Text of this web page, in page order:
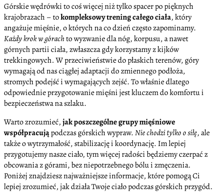
Górskie wędrówki to coś więcej niż tylko spacer po pięknych
krajobrazach – tokompleksowy trening całego ciała, który
angażuje mięśnie, o których na co dzień często zapominamy.
Każdy krok w górachto wyzwanie dla nóg, korpusu, a nawet
górnych partii ciała, zwłaszcza gdy korzystamy z kijków
trekkingowych. W przeciwieństwie do płaskich terenów, góry
wymagają od nas ciągłej adaptacji do zmiennego podłoża,
stromych podejść i wymagających zejść. To właśnie dlatego
odpowiednie przygotowanie mięśni jest kluczem do komfortu i
bezpieczeństwa na szlaku.
Warto zrozumieć,jak poszczególne grupy mięśniowe
współpracująpodczas górskich wypraw.Nie chodzi tylko o siłę, ale
także o wytrzymałość, stabilizację i koordynację. Im lepiej
przygotujemy nasze ciało, tym więcej radości będziemy czerpać z
obcowania z górami, bez niepotrzebnego bólu i zmęczenia.
Poniżej znajdziesz najważniejsze informacje, które pomogą Ci
lepiej zrozumieć, jak działa Twoje ciało podczas górskich przygód.